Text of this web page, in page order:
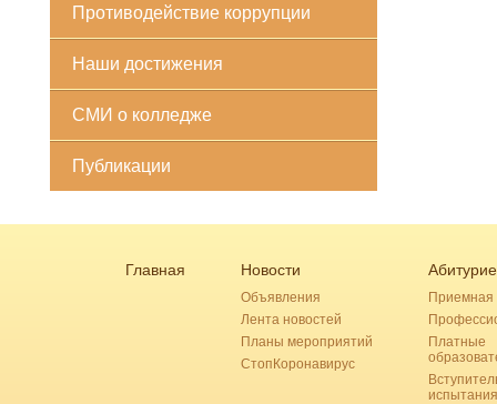
Противодействие коррупции
Наши достижения
СМИ о колледже
Публикации
Главная Новости
Объявления
Лента новостей
Планы мероприятий
СтопКоронавирус
Приемная
Платные
испытания